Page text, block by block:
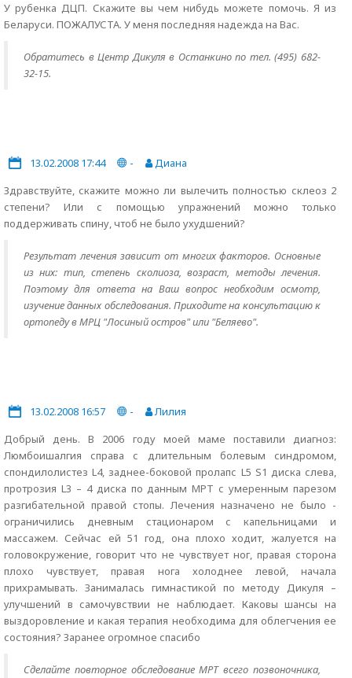
У рубенка ДЦП. Скажите вы чем нибудь можете помочь. Я из
Беларуси. ПОЖАЛУСТА. У меня последняя надежда на Вас.
Обратитесь в Центр Дикуля в Останкино по тел. (495) 682-
32-15.
13.02.2008 17:44 -
Диана
Здравствуйте, скажите можно ли вылечить полностью склеоз 2
степени? Или с помощью упражнений можно только
поддерживать спину, чтоб не было ухудшений?
Результат лечения зависит от многих факторов. Основные
из них: тип, степень сколиоза, возраст, методы лечения.
Поэтому для ответа на Ваш вопрос необходим осмотр,
изучение данных обследования. Приходите на консультацию к
ортопеду в МРЦ "Лосиный остров" или "Беляево".
13.02.2008 16:57 -
Лилия
Добрый день. В 2006 году моей маме поставили диагноз:
Люмбоишалгия справа с длительным болевым синдромом,
спондилолистез L4, заднее-боковой пролапс L5 S1 диска слева,
протрозия L3 – 4 диска по данным МРТ с умеренным парезом
разгибательной правой стопы. Лечения назначено не было -
ограничились дневным стационаром с капельницами и
массажем. Сейчас ей 51 год, она плохо ходит, жалуется на
головокружение, говорит что не чувствует ног, правая сторона
плохо чувствует, правая нога холоднее левой, начала
прихрамывать. Занималась гимнастикой по методу Дикуля –
улучшений в самочувствии не наблюдает. Каковы шансы на
выздоровление и какая терапия необходима для облегчения ее
состояния? Заранее огромное спасибо
Сделайте повторное обследование МРТ всего позвоночника,